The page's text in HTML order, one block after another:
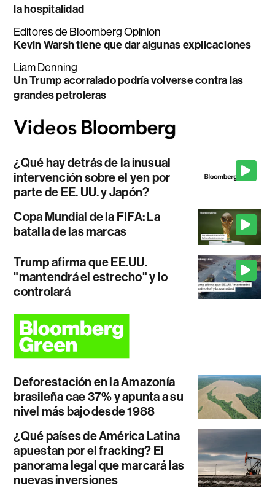
la hospitalidad
Editores de Bloomberg Opinion
Kevin Warsh tiene que dar algunas explicaciones
Liam Denning
Un Trump acorralado podría volverse contra las
grandes petroleras
¿Qué hay detrás de la inusual
intervención sobre el yen por
parte de EE. UU. y Japón?
Copa Mundial de la FIFA: La
batalla de las marcas
Trump afirma que EE.UU.
"mantendrá el estrecho" y lo
controlará
Deforestación en la Amazonía
brasileña cae 37% y apunta a su
nivel más bajo desde 1988
¿Qué países de América Latina
apuestan por el fracking? El
panorama legal que marcará las
nuevas inversiones